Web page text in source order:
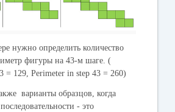
нужно определить количество
фигуры на 43-м шаге. (
= 129, Perimeter in step 43 = 260)
варианты образцов, когда
- это